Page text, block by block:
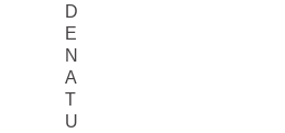
D
E
N
A
T
U